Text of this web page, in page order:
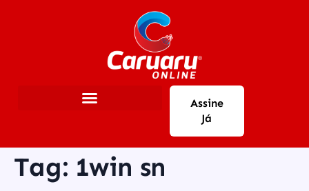
Assine
Já
Tag: 1win sn